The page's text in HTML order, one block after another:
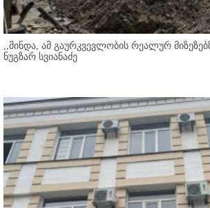
,,მინდა, ამ გაურკვევლობის რეალურ
ნუგზარ სვიანაძე